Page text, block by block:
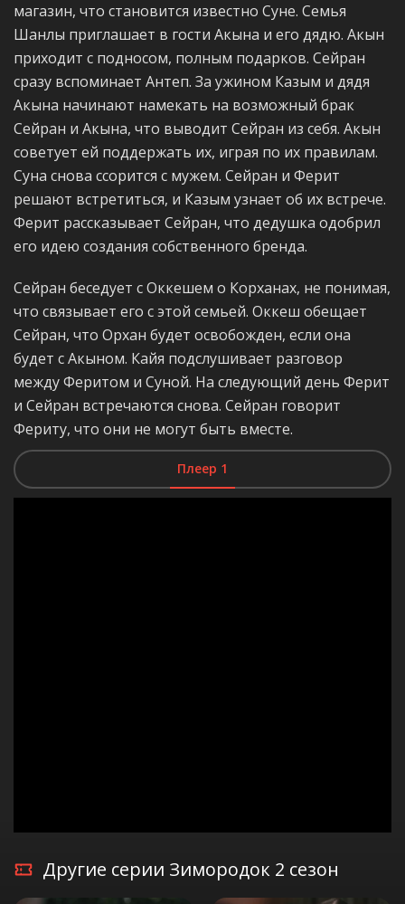
магазин, что становится известно Суне. Семья
Шанлы приглашает в гости Акына и его дядю. Акын
приходит с подносом, полным подарков. Сейран
сразу вспоминает Антеп. За ужином Казым и дядя
Акына начинают намекать на возможный брак
Сейран и Акына, что выводит Сейран из себя. Акын
советует ей поддержать их, играя по их правилам.
Суна снова ссорится с мужем. Сейран и Ферит
решают встретиться, и Казым узнает об их встрече.
Ферит рассказывает Сейран, что дедушка одобрил
его идею создания собственного бренда.
Сейран беседует с Оккешем о Корханах, не понимая,
что связывает его с этой семьей. Оккеш обещает
Сейран, что Орхан будет освобожден, если она
будет с Акыном. Кайя подслушивает разговор
между Феритом и Суной. На следующий день Ферит
и Сейран встречаются снова. Сейран говорит
Фериту, что они не могут быть вместе.
Плеер 1
Другие серии Зимородок 2 сезон